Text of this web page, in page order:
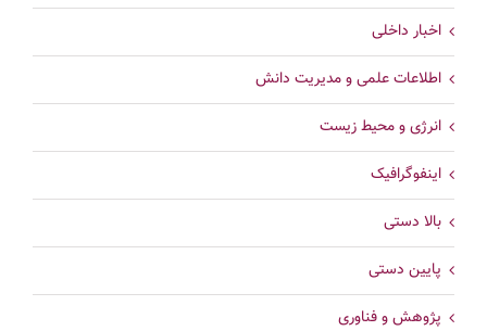
اخبار داخلی
اطلاعات علمی و مدیریت دانش
انرژی و محیط زیست
اینفوگرافیک
بالا دستی
پایین دستی
پژوهش و فناوری